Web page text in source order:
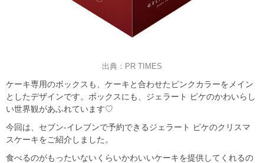
出典：PR TIMES
ケーキ専用のボックスも、ケーキと合わせたピンクカラーをメイン
としたデザインです。ボックスにも、ジェラート ピケのかわいらし
い世界観があふれています♡
今回は、セブン‐イレブンで予約できるジェラート ピケのクリスマ
スケーキをご紹介しました。
食べるのがもったいないくらいかわいいケーキを提供してくれるの